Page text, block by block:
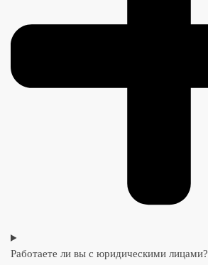
Работаете ли вы с юридическими лицами?